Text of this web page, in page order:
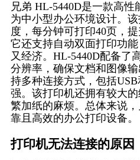
兄弟 HL-5440D是一款高
为中小型办公环境设计。
度，每分钟可打印40页，
它还支持自动双面打印功
又经济。HL-5440D配备了
分辨率，确保文档和图像
持多种连接方式，包括
强。该打印机还拥有较大
繁加纸的麻烦。总体来说
靠且高效的办公打印设备。
打印机无法连接的原因